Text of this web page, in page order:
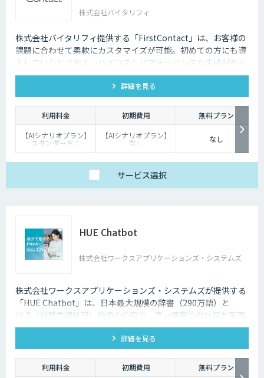
株式会社バイタリフィ
株式会社バイタリフィ提供する「FirstContact」は、お客様の
課題に合わせて柔軟にカスタマイズが可能。初めての方にも導
入していただきやすいハイコストパフォーマンスな生成AIチャ
ットボットです。
詳細を見る
利用料金 初期費用
無料プラン
【AIシナリオプラン】
スタンダード：
￥2,980～/月、プレミ
～/月（10万PVを超え
【生成AIプラン】
【AIシナリオプラン】
なし
【生成AIプラン】：
なし
サービス選択
HUE Chatbot
株式会社ワークスアプリケーションズ・システムズ
株式会社ワークスアプリケーションズ・システムズが提供する
「HUE Chatbot」は、日本最大規模の辞書（290万語）と
NLP（自然言語処理）技術の応用で、高い精度での対話を実現
します。FAQや固有辞書はノーコードで登録、さらに利用状況
や改善ポイントがダッシュボード化されており、自社で簡単に
PDCAを廻せます。
詳細を見る
利用料金 初期費用
無料プラン